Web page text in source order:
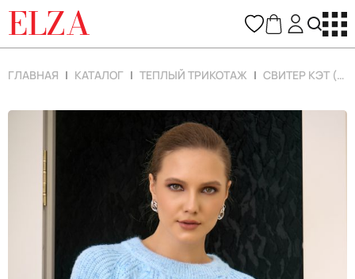
ELZA
ГЛАВНАЯ КАТАЛОГ ТЕПЛЫЙ ТРИКОТАЖ СВИТЕР КЭТ (ГОЛУБОЙ)